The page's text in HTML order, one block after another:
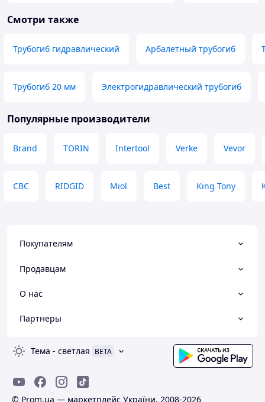
роботи.
Недостатки
Смотри также
Трубогиб гидравлический Арбалетный трубогиб
Трубогиб 20 мм Электрогидравлический трубогиб
Популярные производители
Brand TORIN Intertool Verke Vevor
CBC RIDGID Miol Best King Tony
Покупателям
Продавцам
О нас
Партнеры
Тема - светлая BETA
© Prom.ua — маркетплейс України, 2008-2026